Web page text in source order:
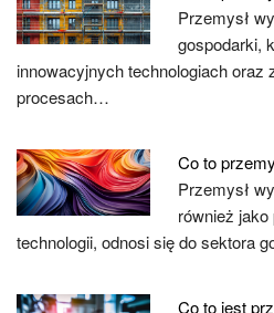
Przemysł
gospodarki,
innowacyjnych technologiach oraz
procesach…
Co to
Przemysł
również
technologii, odnosi się do sektora
Co to jest